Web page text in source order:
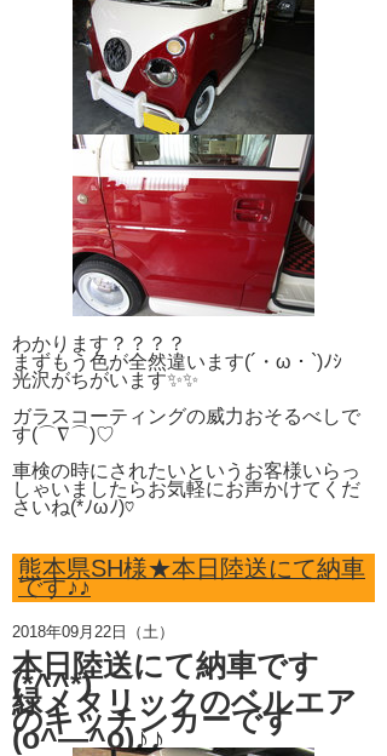
わかります？？？？
まずもう色が全然違います(´・ω・`)ﾉｼ
光沢がちがいます✨✨
ガラスコーティングの威力おそるべしで
す(⌒∇⌒)♡
車検の時にされたいというお客様いらっ
しゃいましたらお気軽にお声かけてくだ
さいね(*ﾉωﾉ)♡
熊本県SH様★本日陸送にて納車
です♪♪
2018年09月22日（土）
本日陸送にて納車です
(*^^*)
緑メタリックのベルエア
のキッチンカーです
(o^―^o)♪♪